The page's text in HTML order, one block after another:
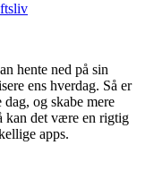
hente ned på sin
ens hverdag. Så er
dag, og skabe mere
kan det være en rigtig
apps.